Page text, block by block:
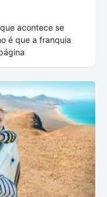
acontece se
é que a franquia